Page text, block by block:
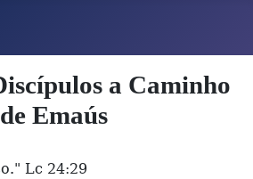
a Caminho
de Emaús
Lc 24:29